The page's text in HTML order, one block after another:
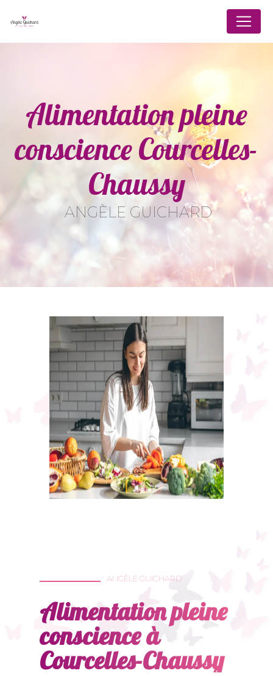
Alimentation pleine
conscience Courcelles-
Chaussy
ANGÈLE GUICHARD
ANGÈLE GUICHARD
Alimentation pleine
conscience à
Courcelles-Chaussy